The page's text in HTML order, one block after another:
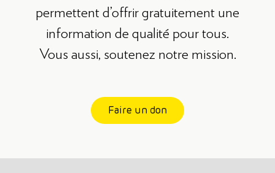
permettent d’offrir gratuitement une
information de qualité pour tous.
Vous aussi, soutenez notre mission.
Faire un don